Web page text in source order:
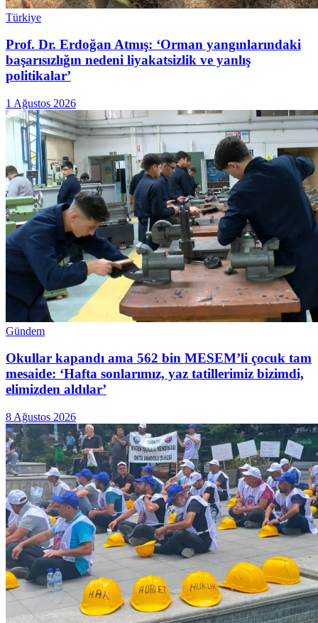
Türkiye
Prof. Dr. Erdoğan Atmış: ‘Orman yangınlarındaki
başarısızlığın nedeni liyakatsizlik ve yanlış
politikalar’
1 Ağustos 2026
Gündem
Okullar kapandı ama 562 bin MESEM’li çocuk tam
mesaide: ‘Hafta sonlarımız, yaz tatillerimiz bizimdi,
elimizden aldılar’
8 Ağustos 2026